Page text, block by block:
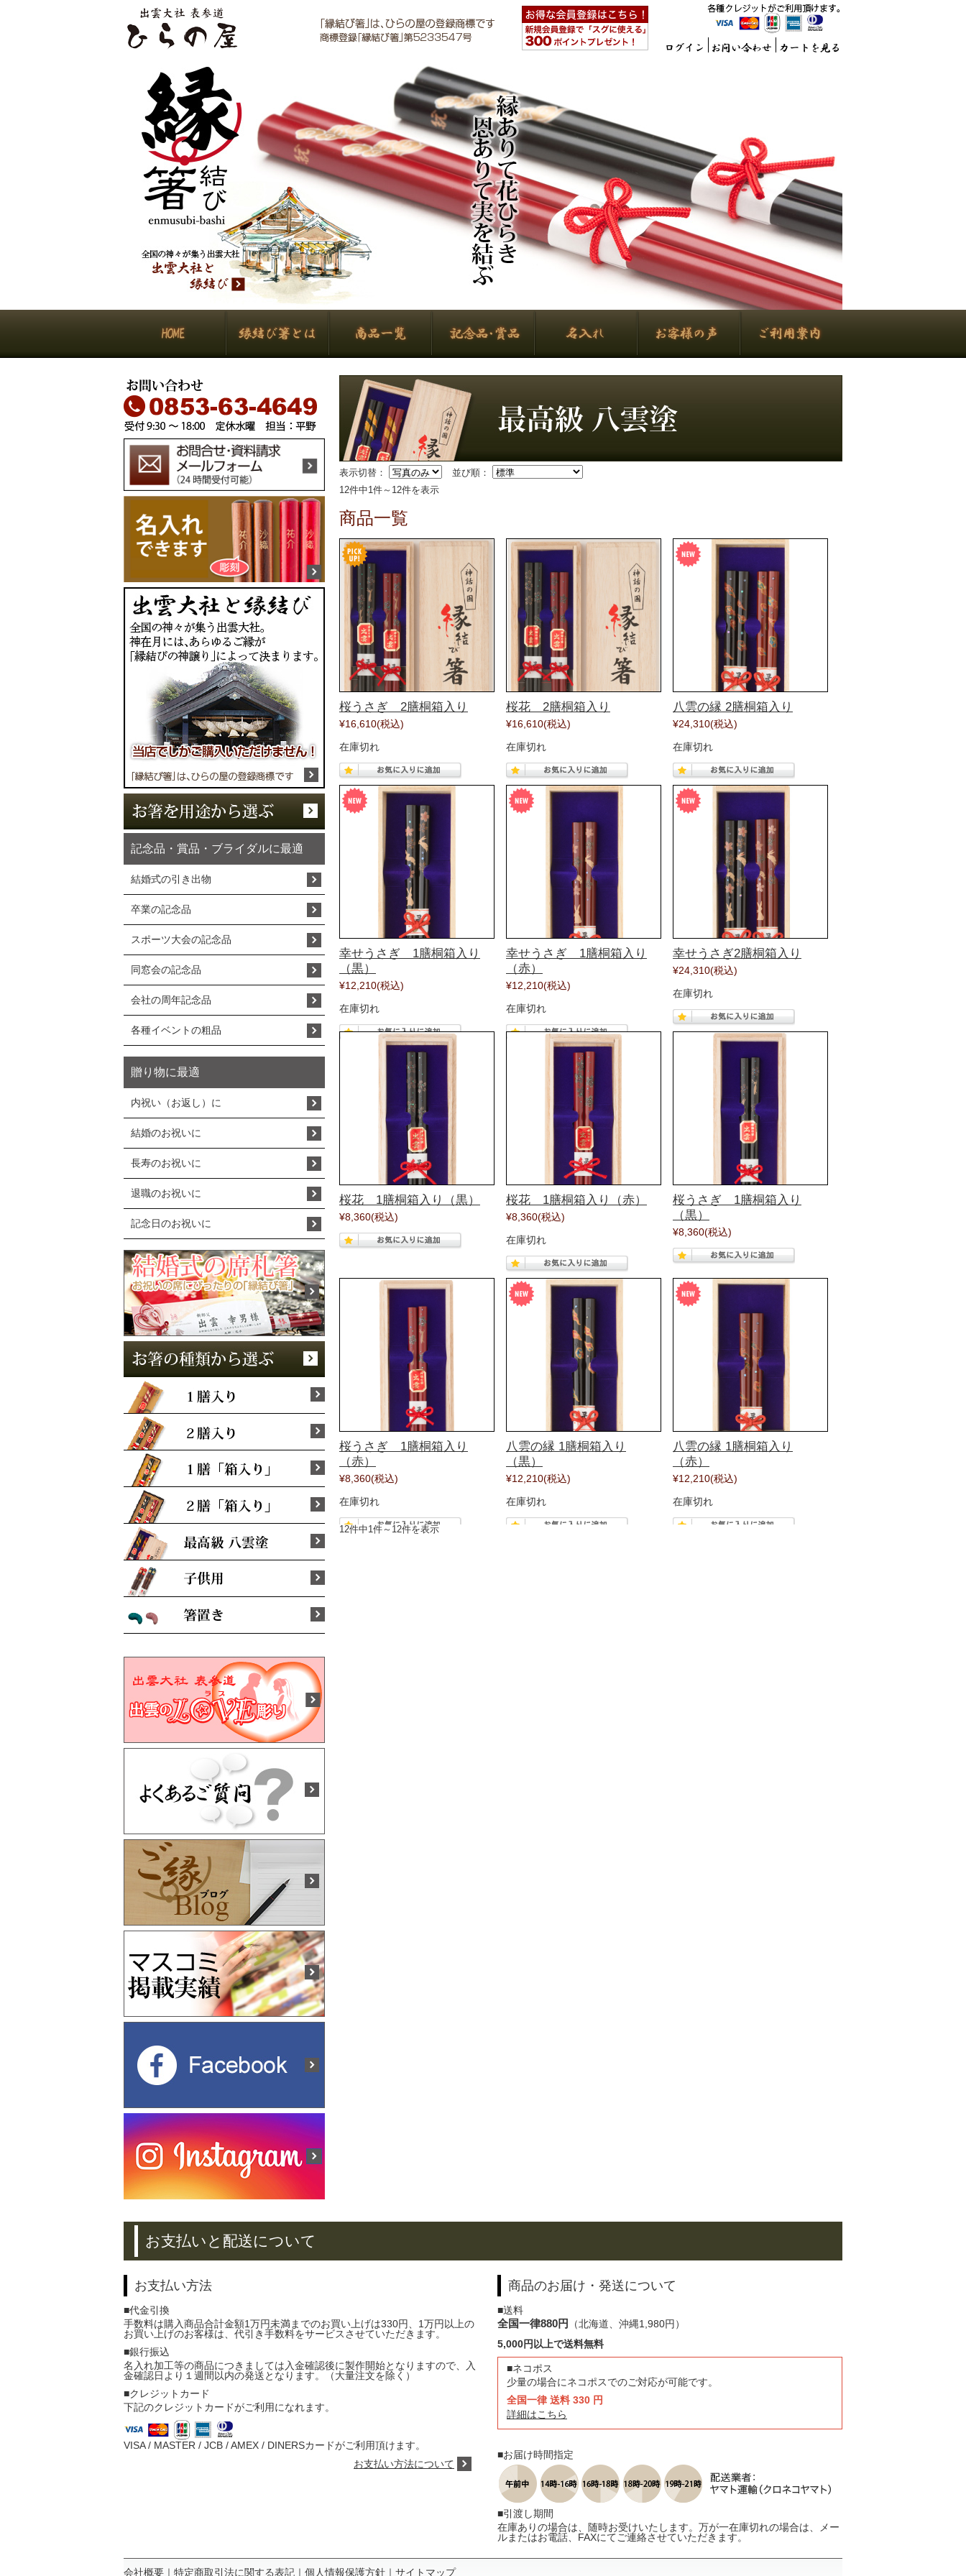
表示切替：
並び順：
12件中1件～12件を表示
商品一覧
桜うさぎ 2膳桐箱入り
¥16,610(税込)
在庫切れ
桜花 2膳桐箱入り
¥16,610(税込)
在庫切れ
八雲の縁 2膳桐箱入り
¥24,310(税込)
在庫切れ
幸せうさぎ 1膳桐箱入り
（黒）
¥12,210(税込)
在庫切れ
幸せうさぎ 1膳桐箱入り
（赤）
¥12,210(税込)
在庫切れ
幸せうさぎ2膳桐箱入り
¥24,310(税込)
在庫切れ
桜花 1膳桐箱入り（黒）
¥8,360(税込)
桜花 1膳桐箱入り（赤）
¥8,360(税込)
在庫切れ
桜うさぎ 1膳桐箱入り
（黒）
¥8,360(税込)
桜うさぎ 1膳桐箱入り
（赤）
¥8,360(税込)
在庫切れ
八雲の縁 1膳桐箱入り
（黒）
¥12,210(税込)
在庫切れ
八雲の縁 1膳桐箱入り
（赤）
¥12,210(税込)
在庫切れ
12件中1件～12件を表示
記念品・賞品・ブライダルに最適
結婚式の引き出物
卒業の記念品
スポーツ大会の記念品
同窓会の記念品
会社の周年記念品
各種イベントの粗品
贈り物に最適
内祝い（お返し）に
結婚のお祝いに
長寿のお祝いに
退職のお祝いに
記念日のお祝いに
お支払いと配送について
お支払い方法
■代金引換
手数料は購入商品合計金額1万円未満までのお買い上げは330円、1万円以上の
お買い上げのお客様は、代引き手数料をサービスさせていただきます。
■銀行振込
名入れ加工等の商品につきましては入金確認後に製作開始となりますので、入
金確認日より１週間以内の発送となります。（大量注文を除く）
■クレジットカード
下記のクレジットカードがご利用になれます。
VISA / MASTER / JCB / AMEX / DINERSカードがご利用頂けます。
お支払い方法について
商品のお届け・発送について
■送料
全国一律880円
（北海道、沖縄1,980円）
5,000円以上で送料無料
■ネコポス
少量の場合にネコポスでのご対応が可能です。
全国一律 送料 330 円
詳細はこちら
■お届け時間指定
■引渡し期間
在庫ありの場合は、随時お受けいたします。万が一在庫切れの場合は、メー
ルまたはお電話、FAXにてご連絡させていただきます。
会社概要 ｜ 特定商取引法に関する表記 ｜ 個人情報保護方針 ｜ サイトマップ